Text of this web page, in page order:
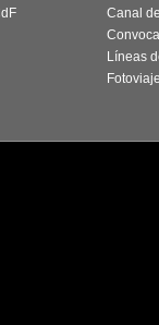
Canal
Líneas